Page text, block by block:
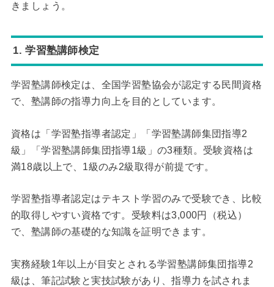
きましょう。
1. 学習塾講師検定
学習塾講師検定は、全国学習塾協会が認定する民間資格
で、塾講師の指導力向上を目的としています。
資格は「学習塾指導者認定」「学習塾講師集団指導2
級」「学習塾講師集団指導1級」の3種類。受験資格は
満18歳以上で、1級のみ2級取得が前提です。
学習塾指導者認定はテキスト学習のみで受験でき、比較
的取得しやすい資格です。受験料は3,000円（税込）
で、塾講師の基礎的な知識を証明できます。
実務経験1年以上が目安とされる学習塾講師集団指導2
級は、筆記試験と実技試験があり、指導力を試されま